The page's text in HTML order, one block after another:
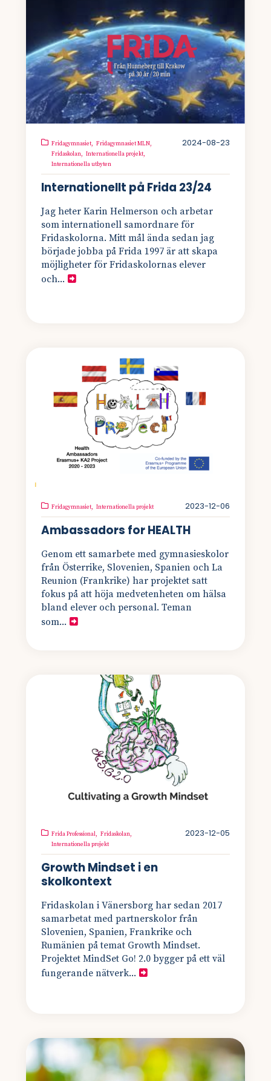
Fridagymnasiet, Fridagymnasiet MLN,
Fridaskolan, Internationella projekt,
Internationella utbyten
2024-08-23
Internationellt på Frida 23/24
Jag heter Karin Helmerson och arbetar
som internationell samordnare för
Fridaskolorna. Mitt mål ända sedan jag
började jobba på Frida 1997 är att skapa
möjligheter för Fridaskolornas elever
och...
Fridagymnasiet, Internationella projekt 2023-12-06
Ambassadors for HEALTH
Genom ett samarbete med gymnasieskolor
från Österrike, Slovenien, Spanien och La
Reunion (Frankrike) har projektet satt
fokus på att höja medvetenheten om hälsa
bland elever och personal. Teman
som...
Frida Professional, Fridaskolan,
Internationella projekt
2023-12-05
Growth Mindset i en
skolkontext
Fridaskolan i Vänersborg har sedan 2017
samarbetat med partnerskolor från
Slovenien, Spanien, Frankrike och
Rumänien på temat Growth Mindset.
Projektet MindSet Go! 2.0 bygger på ett väl
fungerande nätverk...